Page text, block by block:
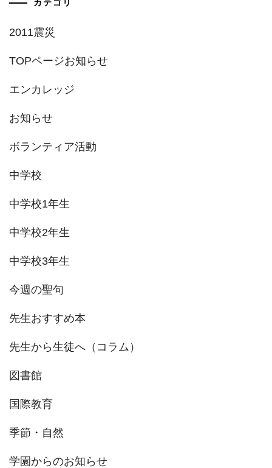
2011震災
TOPページお知らせ
エンカレッジ
お知らせ
ボランティア活動
中学校
中学校1年生
中学校2年生
中学校3年生
今週の聖句
先生おすすめ本
先生から生徒へ（コラム）
図書館
国際教育
季節・自然
学園からのお知らせ